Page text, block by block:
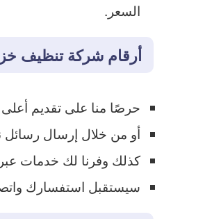
السعر.
أرقام شركة تنظيف
حرصًا منا على تقديم أعلى
أو من خلال إرسال رسائل
كذلك وفرنا لك خدمات عبر
سيستقبل استفسارك